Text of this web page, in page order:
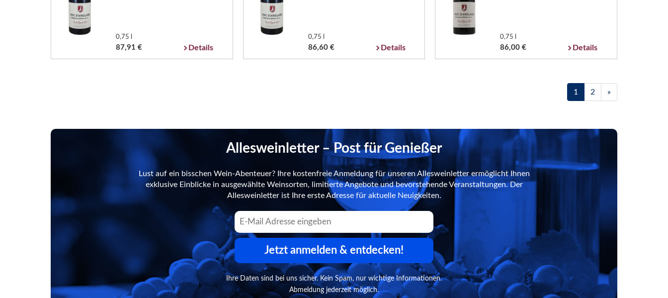
0,75 l
87,91 € Details
0,75 l
86,60 € Details
0,75 l
86,00 € Details
1 2 »
Allesweinletter – Post für Genießer
Lust auf ein bisschen Wein-Abenteuer? Ihre kostenfreie Anmeldung für unseren Allesweinletter ermöglicht Ihnen
exklusive Einblicke in ausgewählte Weinsorten, limitierte Angebote und bevorstehende Veranstaltungen. Der
Allesweinletter ist Ihre erste Adresse für aktuelle Neuigkeiten.
Jetzt anmelden & entdecken!
Ihre Daten sind bei uns sicher. Kein Spam, nur wichtige Informationen.
Abmeldung jederzeit möglich.